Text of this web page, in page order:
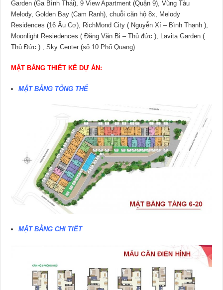
Garden (Ga Bình Thái), 9 View Apartment (Quận 9), Vũng Tàu
Melody, Golden Bay (Cam Ranh), chuỗi căn hộ 8x, Melody
Residences (16 Âu Cơ), RichMond City ( Nguyễn Xí – Bình Thạnh ),
Moonlight Resiedences ( Đặng Văn Bi – Thủ đức ), Lavita Garden (
Thủ Đức ) , Sky Center (số 10 Phổ Quang)..
MẶT BẰNG THIẾT KẾ DỰ ÁN:
MẶT BẰNG TỔNG THỂ
MẶT BẰNG CHI TIẾT